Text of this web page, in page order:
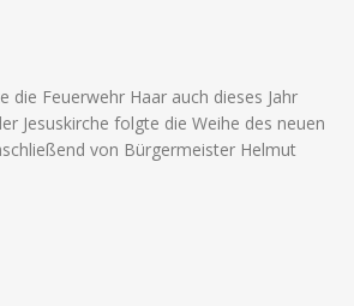
Feuerwehr Haar auch dieses Jahr
Jesuskirche folgte die Weihe des neuen
von Bürgermeister Helmut